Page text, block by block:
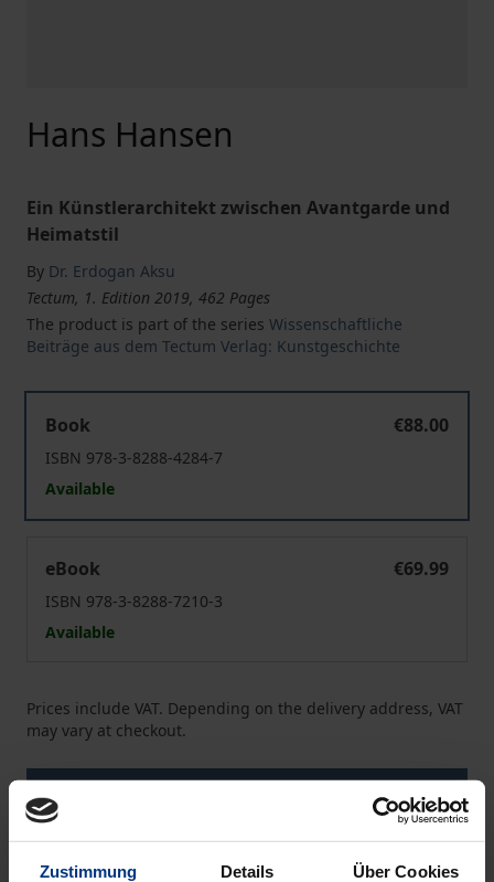
Zustimmung Details Über Cookies
Hans Hansen
Ein Künstlerarchitekt zwischen Avantgarde und
Heimatstil
By Dr. Erdogan Aksu
Tectum, 1. Edition 2019, 462 Pages
The product is part of the series Wissenschaftliche
Beiträge aus dem Tectum Verlag: Kunstgeschichte
Book
€88.00
ISBN 978-3-8288-4284-7
Available
eBook
€69.99
ISBN 978-3-8288-7210-3
Available
Prices include VAT. Depending on the delivery address, VAT
may vary at checkout.
Add to Wish List